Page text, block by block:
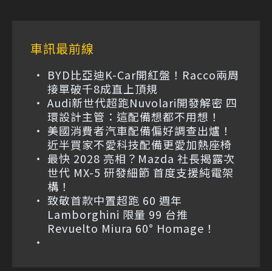
車訊最前線
BYD比亞迪K-Car開紅盤！Racco兩周
接單破千8成直上頂規
Audi新世代超跑Nuvolari開發解密 四
環設計主管：這配備想都不用想！
美國消費者汽車配備偏好調查出爐！
近半買家不愛科技配備更愛加熱座椅
最快 2028 亮相？Mazda 社長揭露次
世代 MX-5 研發細節 首度支援純電架
構！
致敬首款中置超跑 60 週年
Lamborghini 限量 99 台推
Revuelto Miura 60° Homage！